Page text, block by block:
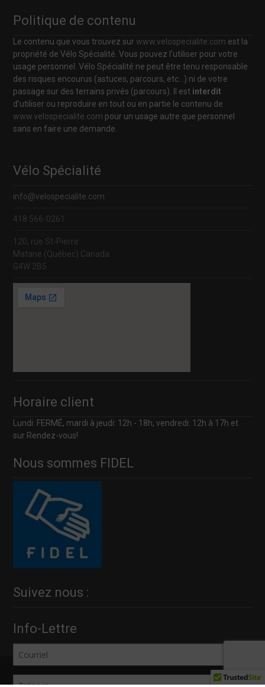
navigation
Politique de contenu
Le contenu que vous trouvez surwww.velospecialite.com est la
propriété de Vélo Spécialité. Vous pouvez l’utiliser pour votre
usage personnel. Vélo Spécialité ne peut être tenu responsable
des risques encourus (astuces, parcours, etc…) ni de votre
passage sur des terrains privés (parcours). Il est interdit
d’utiliser ou reproduire en tout ou en partie le contenu de
www.velospecialite.com pour un usage autre que personnel
sans en faire une demande.
Vélo Spécialité
info@velospecialite.com
418 566-0261
120, rue St-Pierre
Matane (Québec) Canada
G4W 2B5
Horaire client
Lundi: FERMÉ, mardi à jeudi: 12h - 18h, vendredi: 12h à 17h et
sur Rendez-vous!
Nous sommes FIDEL
Suivez nous :
Info-Lettre